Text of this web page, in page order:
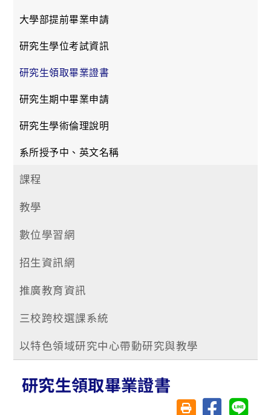
大學部提前畢業申請
研究生學位考試資訊
研究生領取畢業證書
研究生期中畢業申請
研究生學術倫理說明
系所授予中、英文名稱
課程
教學
數位學習網
招生資訊網
推廣教育資訊
三校跨校選課系統
以特色領域研究中心帶動研究與教學
研究生領取畢業證書
友善列印(另開視窗)
分享至臉書分享